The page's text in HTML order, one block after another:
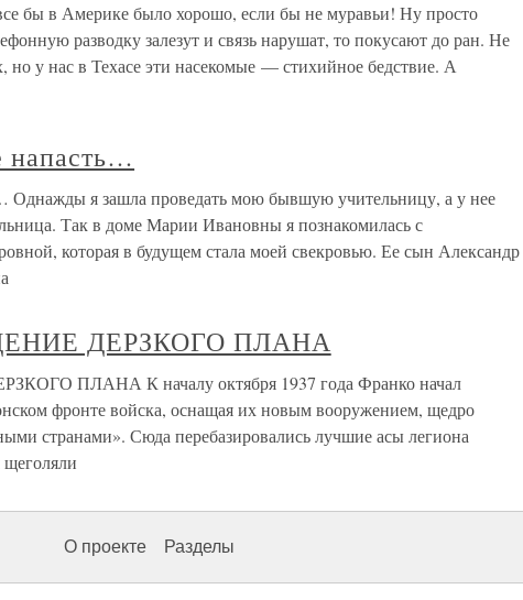
бы в Америке было хорошо, если бы не муравьи! Ну просто
разводку залезут и связь нарушат, то покусают до ран. Не
но у нас в Техасе эти насекомые — стихийное бедствие. А
напасть…
Однажды я зашла проведать мою бывшую учительницу, а у нее
Так в доме Марии Ивановны я познакомилась с
которая в будущем стала моей свекровью. Ее сын Александр
ДЕРЗКОГО ПЛАНА
ПЛАНА К началу октября 1937 года Франко начал
фронте войска, оснащая их новым вооружением, щедро
странами». Сюда перебазировались лучшие асы легиона
О проекте Разделы